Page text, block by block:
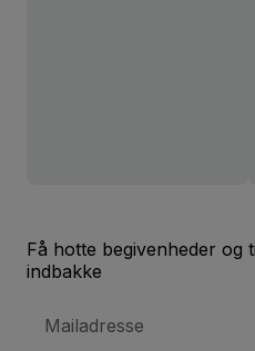
Få hotte begivenheder og
indbakke
adresse